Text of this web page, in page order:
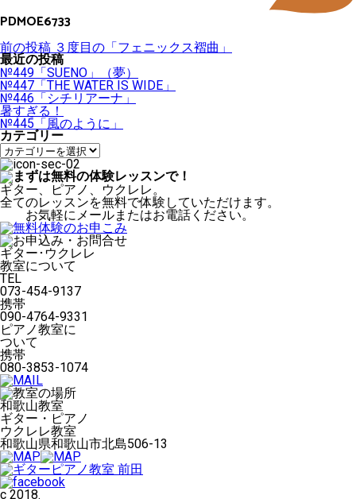
PDMOE6733
投
稿
ナ
ビ
ゲ
ー
シ
ョ
ン
前の投稿 ３度目の「フェニックス褶曲」
最近の投稿
№449「SUENO」（夢）
№447「THE WATER IS WIDE」
№446「シチリアーナ」
暑すぎる！
№445「風のように」
カテゴリー
カ
テ
ゴ
リ
ー
ギター、ピアノ、ウクレレ。
全てのレッスンを無料で体験していただけます。
お気軽にメールまたはお電話ください。
ギター･ウクレレ
教室について
TEL
073-454-9137
携帯
090-4764-9331
ピアノ教室に
ついて
携帯
080-3853-1074
和歌山教室
ギター・ピアノ
ウクレレ教室
和歌山県和歌山市北島506-13
c 2018.